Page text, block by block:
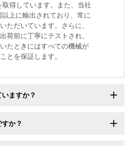
取得しています。また、当社
上に輸出されており、常に
ただいています。さらに、
荷前に丁寧にテストされ、
たときにはすべての機械が
とを保証します。
ますか？
か？